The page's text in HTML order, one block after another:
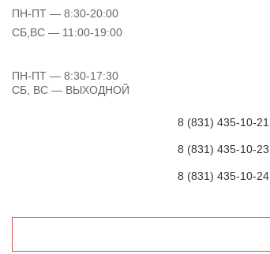
ПН-ПТ — 8:30-20:00
СБ,ВС — 11:00-19:00
ПН-ПТ — 8:30-17:30
СБ, ВС — ВЫХОДНОЙ
8 (831) 435-10-21
8 (831) 435-10-23
8 (831) 435-10-24